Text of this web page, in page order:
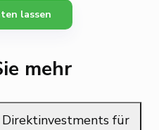
lassen
mehr
für